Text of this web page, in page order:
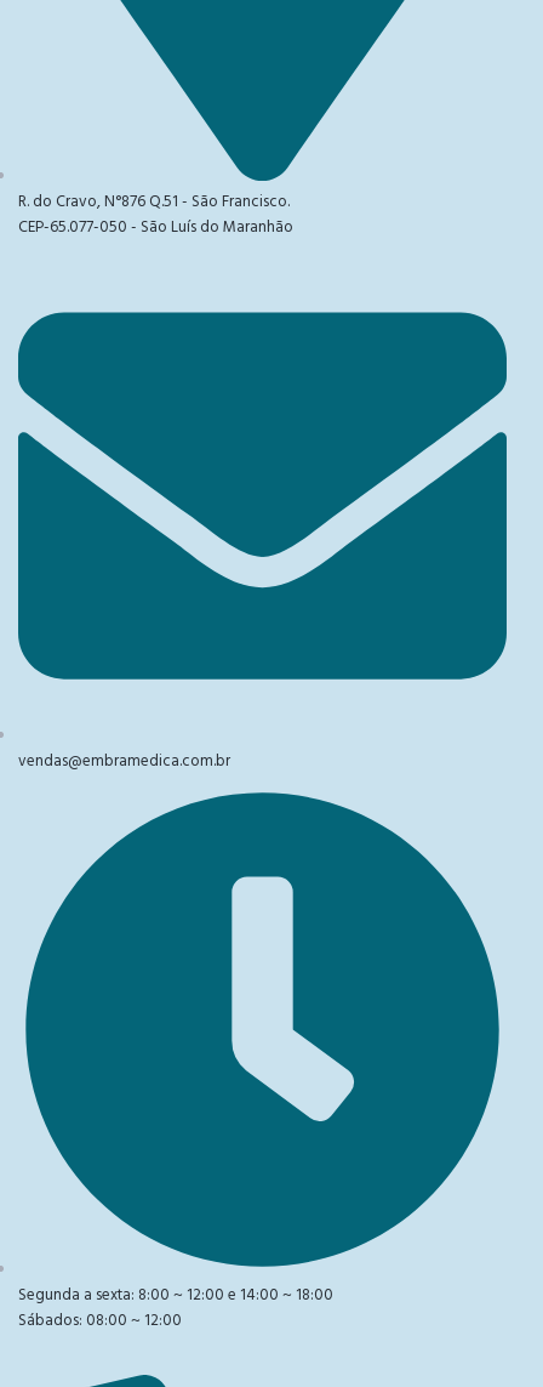
R. do Cravo, N°876 Q.51 - São Francisco.
CEP-65.077-050 - São Luís do Maranhão
vendas@embramedica.com.br
Segunda a sexta: 8:00 ~ 12:00 e 14:00 ~ 18:00
Sábados: 08:00 ~ 12:00